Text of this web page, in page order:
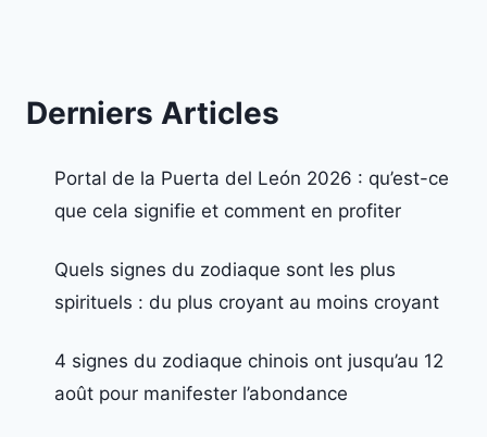
Derniers Articles
Portal de la Puerta del León 2026 : qu’est-ce
que cela signifie et comment en profiter
Quels signes du zodiaque sont les plus
spirituels : du plus croyant au moins croyant
4 signes du zodiaque chinois ont jusqu’au 12
août pour manifester l’abondance